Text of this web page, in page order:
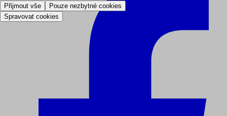
Přijmout vše
Pouze nezbytné cookies
Spravovat cookies